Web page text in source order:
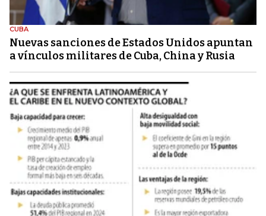
CUBA
Nuevas sanciones de Estados Unidos apuntan
a vínculos militares de Cuba, China y Rusia